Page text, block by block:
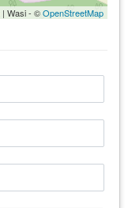
| Wasi - ©OpenStreetMap